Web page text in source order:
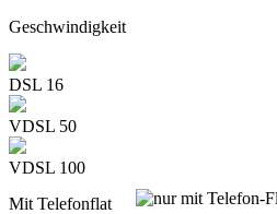
Geschwindigkeit
DSL 16
VDSL 50
VDSL 100
Mit Telefonflat